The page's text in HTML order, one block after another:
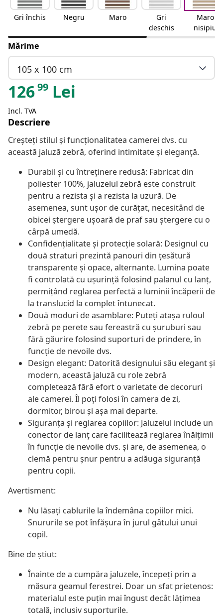
Gri închis Negru Maro
Gri
deschis
Maro
nisipiu
Mărime
105 x 100 cm
12699 Lei
Incl. TVA
Descriere
Creșteți stilul și funcționalitatea camerei dvs. cu
această jaluză zebră, oferind intimitate și eleganță.
Durabil și cu întreținere redusă: Fabricat din
poliester 100%, jaluzelul zebră este construit
pentru a rezista și a rezista la uzură. De
asemenea, sunt ușor de curățat, necesitând de
obicei ștergere ușoară de praf sau ștergere cu o
cârpă umedă.
Confidențialitate și protecție solară: Designul cu
două straturi prezintă panouri din țesătură
transparente și opace, alternante. Lumina poate
fi controlată cu ușurință folosind palanul cu lanț,
permițând reglarea perfectă a luminii încăperii de
la translucid la complet întunecat.
Două moduri de asamblare: Puteți atașa ruloul
zebră pe perete sau fereastră cu șuruburi sau
fără găurire folosind suporturi de prindere, în
funcție de nevoile dvs.
Design elegant: Datorită designului său elegant și
modern, această jaluză cu role zebră
completează fără efort o varietate de decoruri
ale camerei. Îl poți folosi în camera de zi,
dormitor, birou și așa mai departe.
Siguranța și reglarea copiilor: Jaluzelul include un
conector de lanț care facilitează reglarea înălțimii
în funcție de nevoile dvs. și are, de asemenea, o
clemă pentru șnur pentru a adăuga siguranță
pentru copii.
Avertisment:
Nu lăsați cablurile la îndemâna copiilor mici.
Snururile se pot înfăşura în jurul gâtului unui
copil.
Bine de știut:
Înainte de a cumpăra jaluzele, începeți prin a
măsura geamul ferestrei. Doar un sfat prietenos:
materialul este puțin mai îngust decât lățimea
totală, inclusiv suporturile.